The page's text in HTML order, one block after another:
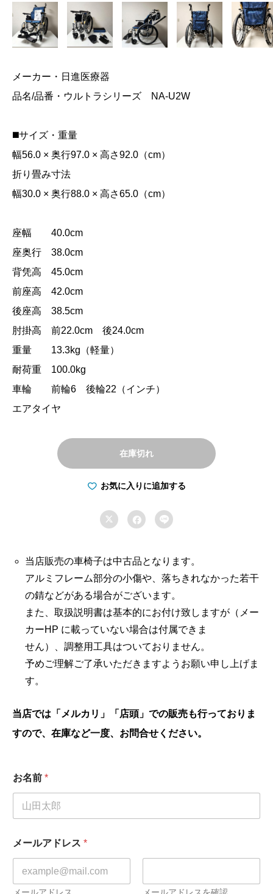
メーカー・日進医療器
品名/品番・ウルトラシリーズ NA-U2W
◼️サイズ・重量
幅56.0 × 奥行97.0 × 高さ92.0（cm）
折り畳み寸法
幅30.0 × 奥行88.0 × 高さ65.0（cm）
座幅 40.0cm
座奥行 38.0cm
背凭高 45.0cm
前座高 42.0cm
後座高 38.5cm
肘掛高 前22.0cm 後24.0cm
重量 13.3kg（軽量）
耐荷重 100.0kg
車輪 前輪6 後輪22（インチ）
エアタイヤ
在庫切れ
お気に入りに追加する
  
当店販売の車椅子は中古品となります。
アルミフレーム部分の小傷や、落ちきれなかった若干
の錆などがある場合がございます。
また、取扱説明書は基本的にお付け致しますが（メー
カーHP に載っていない場合は付属できま
せん）、調整用工具はついておりません。
予めご理解ご了承いただきますようお願い申し上げま
す。
当店では「メルカリ」「店頭」での販売も行っておりま
すので、在庫など一度、お問合せください。
お名前 *
メールアドレス *